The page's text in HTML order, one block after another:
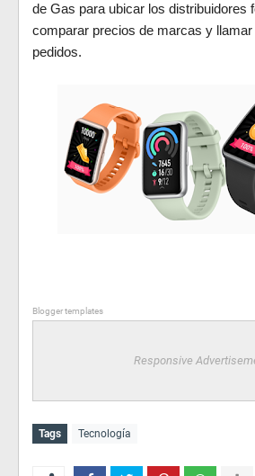
de Gas para ubicar los distribuidores
comparar precios de marcas y
pedidos.
Blogger templates
Responsive
Tags Tecnología